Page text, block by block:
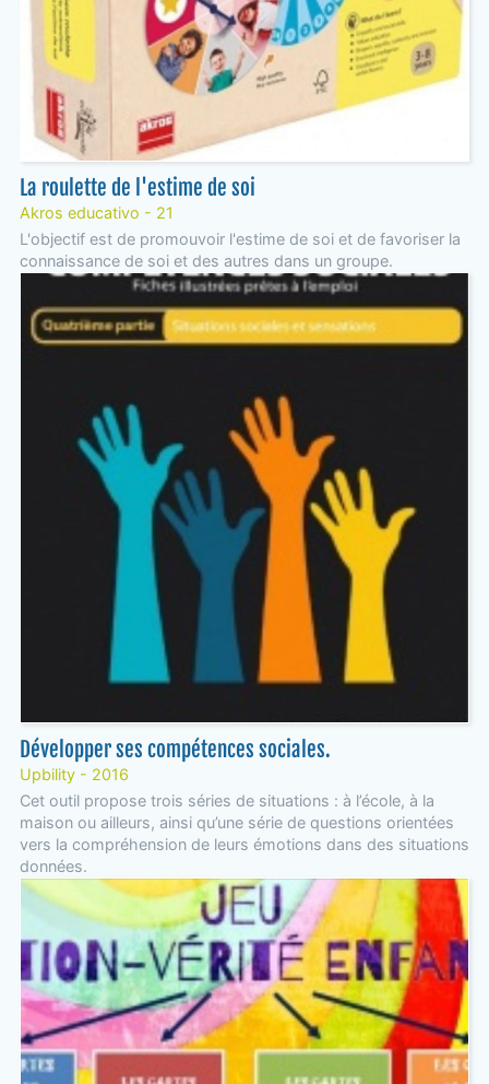
La roulette de l'estime de soi
Akros educativo - 21
L'objectif est de promouvoir l'estime de soi et de favoriser la
connaissance de soi et des autres dans un groupe.
Développer ses compétences sociales.
Upbility - 2016
Cet outil propose trois séries de situations : à l’école, à la
maison ou ailleurs, ainsi qu’une série de questions orientées
vers la compréhension de leurs émotions dans des situations
données.